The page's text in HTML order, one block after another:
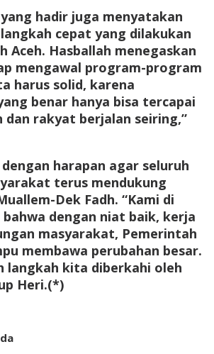
hadir juga menyatakan
cepat yang dilakukan
Aceh. Hasballah menegaskan
mengawal program-program
harus solid, karena
benar hanya bisa tercapai
rakyat berjalan seiring,”
harapan agar seluruh
terus mendukung
Dek Fadh. “Kami di
bahwa dengan niat baik, kerja
masyarakat, Pemerintah
membawa perubahan besar.
langkah kita diberkahi oleh
Heri.(*)